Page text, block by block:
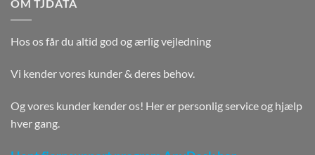
OM TJDATA
Hos os får du altid god og ærlig vejledning
Vi kender vores kunder & deres behov.
Og vores kunder kender os! Her er personlig service og hjælp
hver gang.